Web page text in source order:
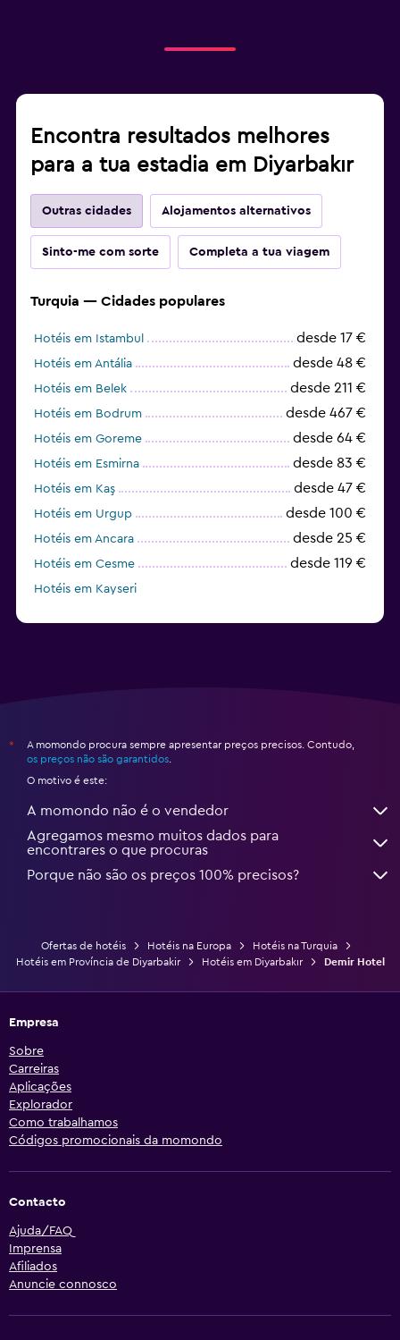
Encontra resultados melhores
para a tua estadia em Diyarbakır
Outras cidades Alojamentos alternativos
Sinto-me com sorte Completa a tua viagem
Turquia — Cidades populares
Hotéis em Istambul desde 17 €
Hotéis em Antália desde 48 €
Hotéis em Belek desde 211 €
Hotéis em Bodrum desde 467 €
Hotéis em Goreme desde 64 €
Hotéis em Esmirna desde 83 €
Hotéis em Kaş desde 47 €
Hotéis em Urgup desde 100 €
Hotéis em Ancara desde 25 €
Hotéis em Cesme desde 119 €
Hotéis em Kayseri
*
A momondo procura sempre apresentar preços precisos. Contudo,
os preços não são garantidos
O motivo é este:
A momondo não é o vendedor
Agregamos mesmo muitos dados para
encontrares o que procuras
Porque não são os preços 100% precisos?
Ofertas de hotéis Hotéis na Europa
Hotéis na Turquia
Hotéis em Província de Diyarbakir
Hotéis em Diyarbakır Demir Hotel
Empresa
Sobre
Carreiras
Aplicações
Explorador
Como trabalhamos
Códigos promocionais da momondo
Contacto
Ajuda/FAQ
Imprensa
Afiliados
Anuncie connosco